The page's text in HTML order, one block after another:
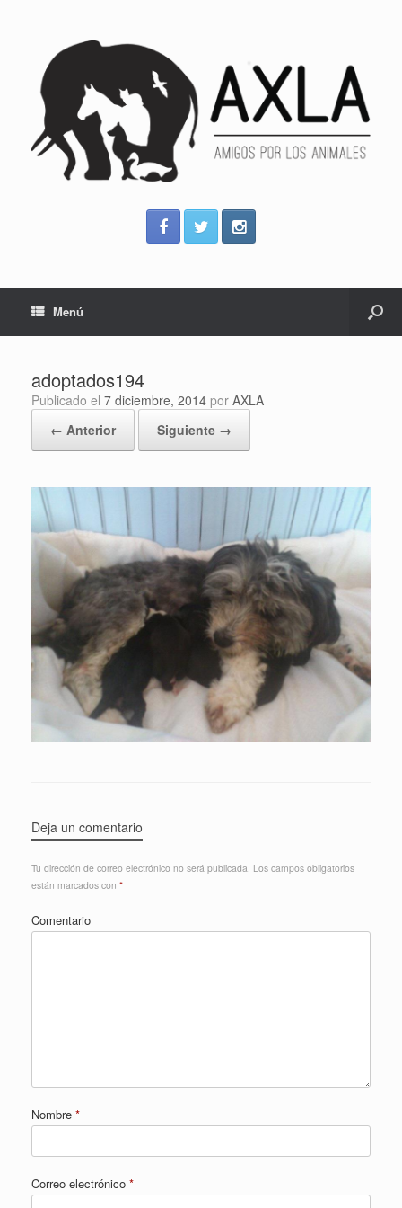
Menú
adoptados194
Publicado el 7 diciembre, 2014 por AXLA
← Anterior
Siguiente →
Deja un comentario
Tu dirección de correo electrónico no será publicada. Los campos obligatorios
están marcados con *
Comentario
Nombre *
Correo electrónico *